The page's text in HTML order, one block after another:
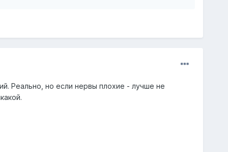
Реально, но если нервы плохие - лучше не